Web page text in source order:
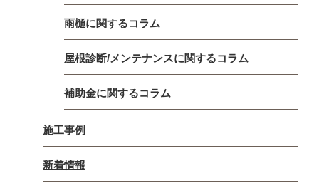
雨樋に関するコラム
屋根診断/メンテナンスに関するコラム
補助金に関するコラム
施工事例
新着情報